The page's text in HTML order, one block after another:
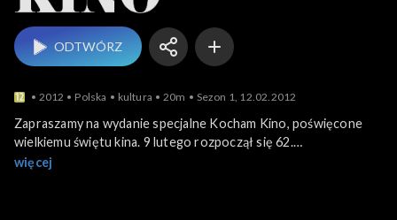
ODTWÓRZ
2012 Polska kultura 20m Sezon 1, 12.02.2012
Zapraszamy na wydanie specjalne Kocham Kino, poświęcone
wielkiemu świętu kina. 9 lutego rozpoczął się 62.
Międzynarodowy Festiwal Filmowy w Berlinie. Potrwa dziesięć
więcej